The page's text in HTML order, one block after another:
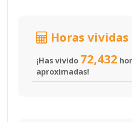
Horas vividas
¡Has vivido 72,432
aproximadas!